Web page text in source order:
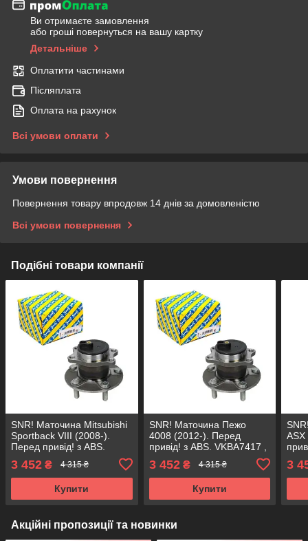
Ви отримаєте замовлення
або гроші повернуться на вашу картку
Детальніше
Оплатити частинами
Післяплата
Оплата на рахунок
Всі умови оплати
Умови повернення
Повернення товару впродовж 14 днів за домовленістю
Всі умови повернення
Подібні товари компанії
SNR! Маточина Mitsubishi
Sportback VIII (2008-).
Перед привід! з ABS.
713619870 Франція!
3 452 ₴ 4 315 ₴
Купити
SNR! Маточина Пежо
4008 (2012-). Перед
привід! з ABS. VKBA7417 ,
Франція!
3 452₴ 4 315 ₴
Купити
3
Акційні пропозиції та новинки